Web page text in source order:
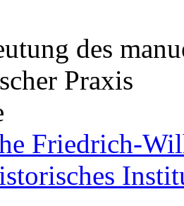
des
Praxis
Friedrich-